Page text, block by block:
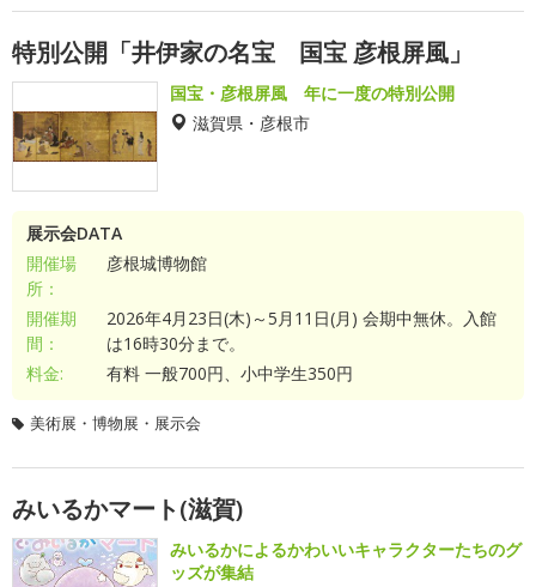
特別公開「井伊家の名宝 国宝 彦根屏風」
国宝・彦根屏風 年に一度の特別公開
滋賀県・彦根市
展示会DATA
開催場
所：
彦根城博物館
開催期
間：
2026年4月23日(木)～5月11日(月) 会期中無休。入館
は16時30分まで。
料金:
有料 一般700円、小中学生350円
美術展・博物展・展示会
みいるかマート(滋賀)
みいるかによるかわいいキャラクターたちのグ
ッズが集結